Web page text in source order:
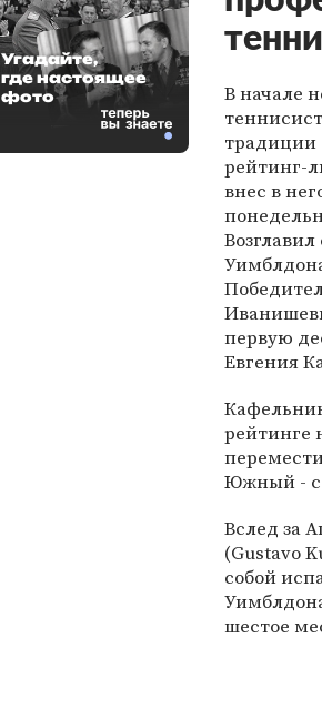
В начале
традиции
рейтинг-
внес в
первую
Евгения
рейтинге
Южный - с
Вслед за
(Gustavo
собой
шестое
Угадайте,
где настоящее
фото